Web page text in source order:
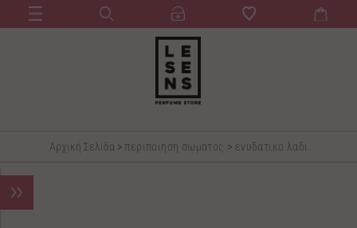
Αρχική Σελίδα > περιποιηση σωματος > ενυδατικο λαδι